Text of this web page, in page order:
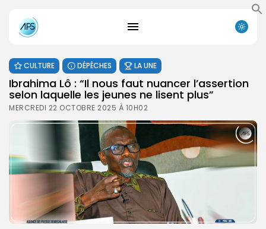
CULTURE DÉPÊCHES LA UNE
Ibrahima Lô : “Il nous faut nuancer l’assertion
selon laquelle les jeunes ne lisent plus”
MERCREDI 22 OCTOBRE 2025 À 10H02